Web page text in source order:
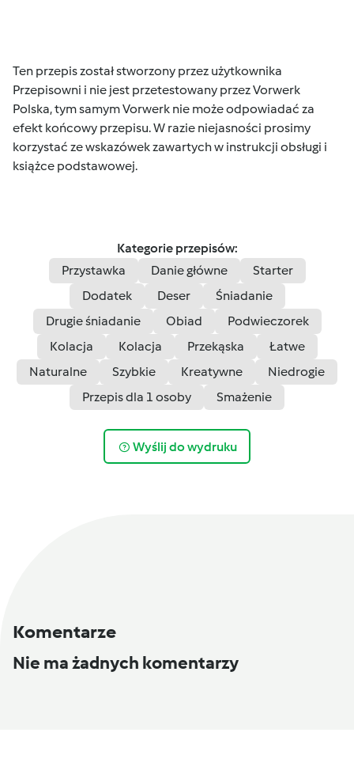
Ten przepis został stworzony przez użytkownika
Przepisowni i nie jest przetestowany przez Vorwerk
Polska, tym samym Vorwerk nie może odpowiadać za
efekt końcowy przepisu. W razie niejasności prosimy
korzystać ze wskazówek zawartych w instrukcji obsługi i
książce podstawowej.
Kategorie przepisów:
Przystawka
Danie główne
Starter
Dodatek
Deser
Śniadanie
Drugie śniadanie
Obiad
Podwieczorek
Kolacja
Kolacja Przekąska
Łatwe
Naturalne
Szybkie Kreatywne
Niedrogie
Przepis dla 1 osoby
Smażenie
Wyślij do wydruku
Komentarze
Nie ma żadnych komentarzy